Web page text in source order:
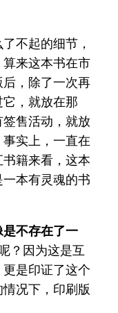
不起的细节，
来这本书在市
，除了一次再
，就放在那
售活动，就放
实上，一直在
籍来看，这本
本有灵魂的书
不存在了一
因为这是互
是印证了这个
况下，印刷版